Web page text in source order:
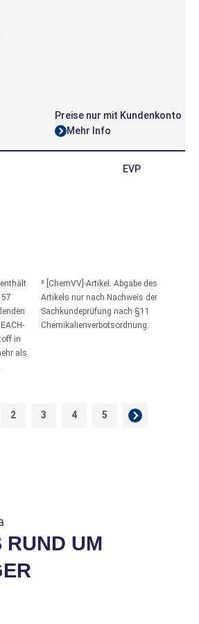
Preise nur mit Kundenkonto
Mehr Info
EVP
Preise nur mit Kundenkonto
Mehr Info
in
als
³ [ChemVV]-Artikel. Abgabe des
Artikels nur nach Nachweis der
Sachkundeprüfung nach §11
Chemikalienverbotsordnung.
2 3 4 5
RUND UM